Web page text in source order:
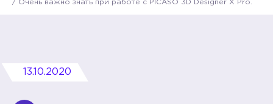
/ Очень важно знать при работе с PICASO 3D Designer X Pro.
13.10.2020